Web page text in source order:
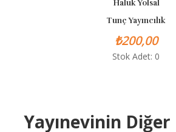
Haluk Yolsal
Tunç Yayıncılık
₺200,00
Stok Adet: 0
Yayınevinin